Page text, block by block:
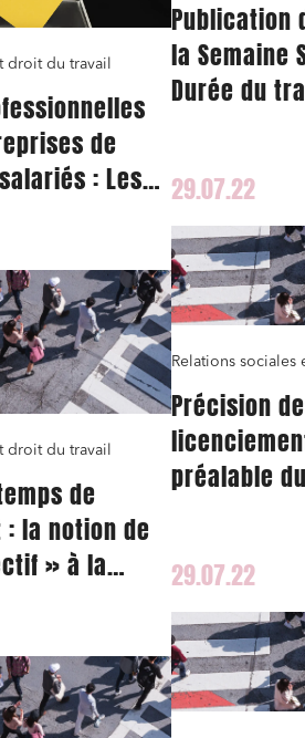
droit du travail
de
: Les
de
Publication
la Semaine
Durée du
«
?
droit du travail
de
la notion de
» à la
européen
29.07.22
Relations sociales
Précision
préalable
29.07.22
et acteurs de l’économie
solidaire
et habitat
financiers
des litiges
sociales et droit du travail